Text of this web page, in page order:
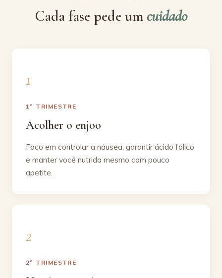
Cada fase pede umcuidado
1º TRIMESTRE
Acolher o enjoo
Foco em controlar a náusea, garantir ácido fólico
e manter você nutrida mesmo com pouco
apetite.
2º TRIMESTRE